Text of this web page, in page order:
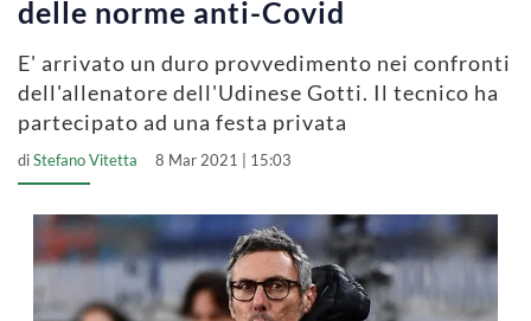
delle norme anti-Covid
E' arrivato un duro provvedimento nei confronti
dell'allenatore dell'Udinese Gotti. Il tecnico ha
partecipato ad una festa privata
diStefano Vitetta 8 Mar 2021 | 15:03